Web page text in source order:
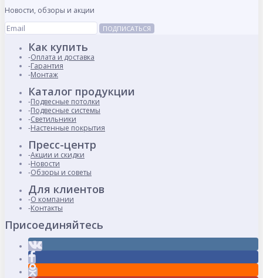
Новости, обзоры и акции
ПОДПИСАТЬСЯ
Как купить
Оплата и доставка
Гарантия
Монтаж
Каталог продукции
Подвесные потолки
Подвесные системы
Светильники
Настенные покрытия
Пресс-центр
Акции и скидки
Новости
Обзоры и советы
Для клиентов
О компании
Контакты
Присоединяйтесь